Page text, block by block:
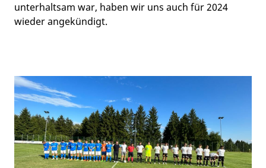
unterhaltsam war, haben wir uns auch für 2024
wieder angekündigt.